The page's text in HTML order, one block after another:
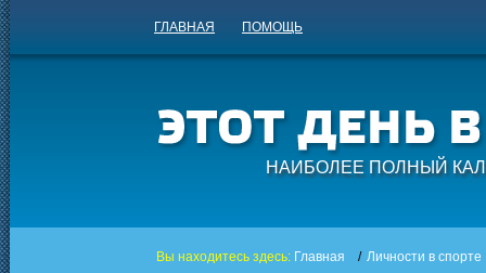
ГЛАВНАЯ ПОМОЩЬ
НАИБОЛЕЕ ПОЛНЫЙ
Вы находитесь здесь: Главная / Личности в спорте